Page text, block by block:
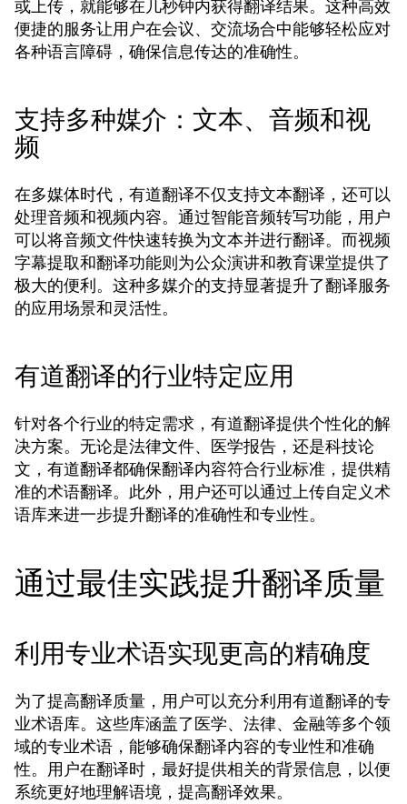
或上传，就能够在几秒钟内获得翻译结果。这种高效
便捷的服务让用户在会议、交流场合中能够轻松应对
各种语言障碍，确保信息传达的准确性。
支持多种媒介：文本、音频和视
频
在多媒体时代，有道翻译不仅支持文本翻译，还可以
处理音频和视频内容。通过智能音频转写功能，用户
可以将音频文件快速转换为文本并进行翻译。而视频
字幕提取和翻译功能则为公众演讲和教育课堂提供了
极大的便利。这种多媒介的支持显著提升了翻译服务
的应用场景和灵活性。
有道翻译的行业特定应用
针对各个行业的特定需求，有道翻译提供个性化的解
决方案。无论是法律文件、医学报告，还是科技论
文，有道翻译都确保翻译内容符合行业标准，提供精
准的术语翻译。此外，用户还可以通过上传自定义术
语库来进一步提升翻译的准确性和专业性。
通过最佳实践提升翻译质量
利用专业术语实现更高的精确度
为了提高翻译质量，用户可以充分利用有道翻译的专
业术语库。这些库涵盖了医学、法律、金融等多个领
域的专业术语，能够确保翻译内容的专业性和准确
性。用户在翻译时，最好提供相关的背景信息，以便
系统更好地理解语境，提高翻译效果。